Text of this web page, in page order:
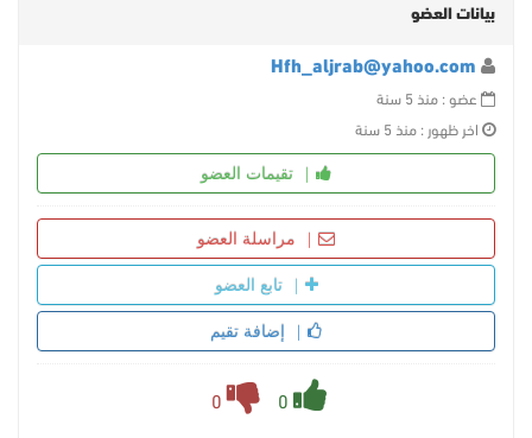
بيانات العضو
Hfh_aljrab@yahoo.com
عضو : منذ 5 سنة
اخر ظهور : منذ 5 سنة
تقيمات العضو
مراسلة العضو
تابع العضو
إضافة تقيم
0
0